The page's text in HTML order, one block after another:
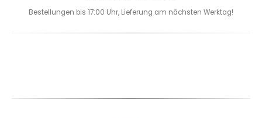
Bestellungen bis 17:00 Uhr, Lieferung am nächsten Werktag!